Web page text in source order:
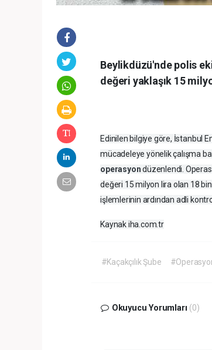
Beylikdüzü'nde polis
değeri yaklaşık 15
Edinilen bilgiye göre, İstanbul
mücadeleye yönelik çalışma
operasyondüzenlendi.
değeri 15 milyon lira olan 18
işlemlerinin ardından adli
Kaynak iha.com.tr
#Kaçakçılık Şube
Okuyucu Yorumları (0)